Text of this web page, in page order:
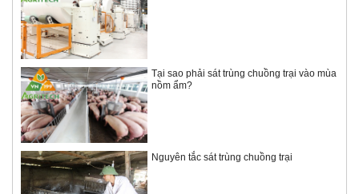
Tại sao phải sát trùng chuồng trại vào mùa
nồm ẩm?
Nguyên tắc sát trùng chuồng trại